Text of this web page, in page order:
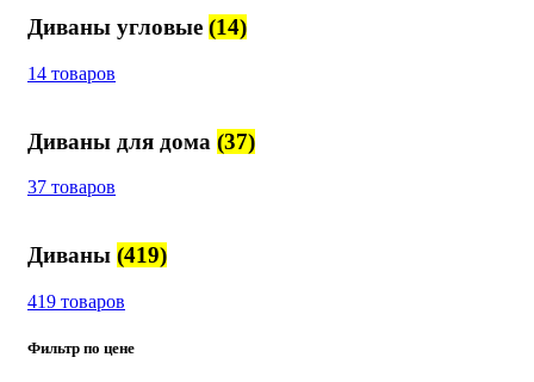
Диваны угловые (14)
14 товаров
Диваны для дома (37)
37 товаров
Диваны (419)
419 товаров
Фильтр по цене